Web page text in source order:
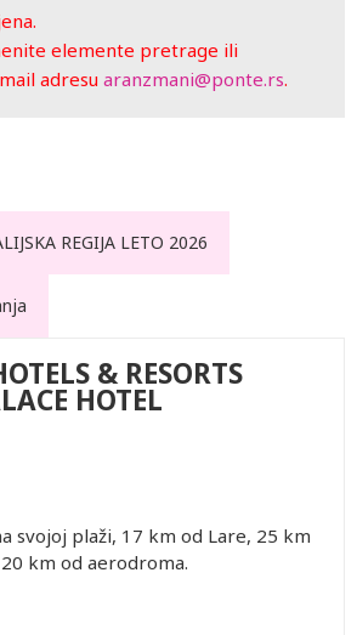
elemente pretrage ili
adresu aranzmani@ponte.rs.
REGIJA LETO 2026
& RESORTS
HOTEL
svojoj plaži, 17 km od Lare, 25 km
km od aerodroma.